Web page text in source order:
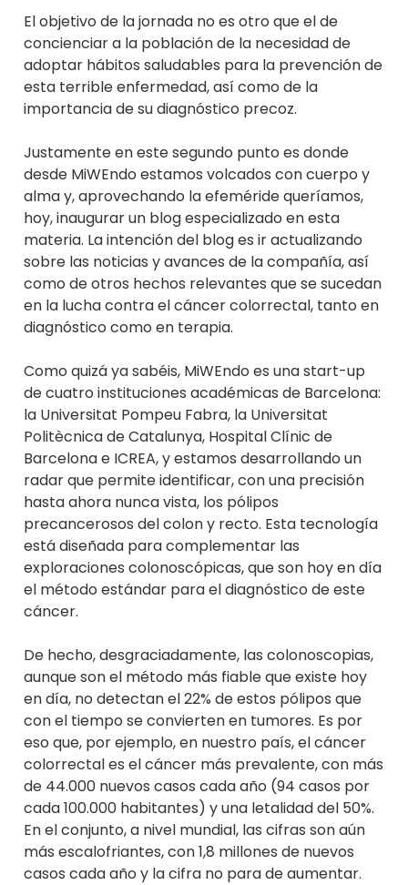
El objetivo de la jornada no es otro que el de
concienciar a la población de la necesidad de
adoptar hábitos saludables para la prevención de
esta terrible enfermedad, así como de la
importancia de su diagnóstico precoz.
Justamente en este segundo punto es donde
desde MiWEndo estamos volcados con cuerpo y
alma y, aprovechando la efeméride queríamos,
hoy, inaugurar un blog especializado en esta
materia. La intención del blog es ir actualizando
sobre las noticias y avances de la compañía, así
como de otros hechos relevantes que se sucedan
en la lucha contra el cáncer colorrectal, tanto en
diagnóstico como en terapia.
Como quizá ya sabéis, MiWEndo es una start-up
de cuatro instituciones académicas de Barcelona:
la Universitat Pompeu Fabra, la Universitat
Politècnica de Catalunya, Hospital Clínic de
Barcelona e ICREA, y estamos desarrollando un
radar que permite identificar, con una precisión
hasta ahora nunca vista, los pólipos
precancerosos del colon y recto. Esta tecnología
está diseñada para complementar las
exploraciones colonoscópicas, que son hoy en día
el método estándar para el diagnóstico de este
cáncer.
De hecho, desgraciadamente, las colonoscopias,
aunque son el método más fiable que existe hoy
en día, no detectan el 22% de estos pólipos que
con el tiempo se convierten en tumores. Es por
eso que, por ejemplo, en nuestro país, el cáncer
colorrectal es el cáncer más prevalente, con más
de 44.000 nuevos casos cada año (94 casos por
cada 100.000 habitantes) y una letalidad del 50%.
En el conjunto, a nivel mundial, las cifras son aún
más escalofriantes, con 1,8 millones de nuevos
casos cada año y la cifra no para de aumentar.